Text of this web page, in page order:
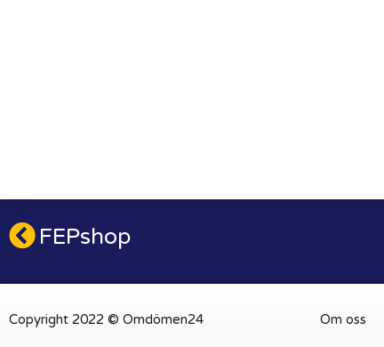
FEPshop
Copyright 2022 © Omdömen24 Om oss